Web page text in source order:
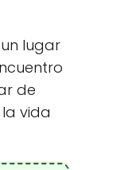
lugar
de
vida